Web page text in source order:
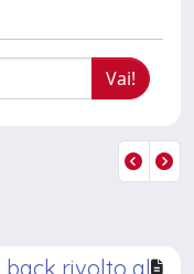
back rivolto al